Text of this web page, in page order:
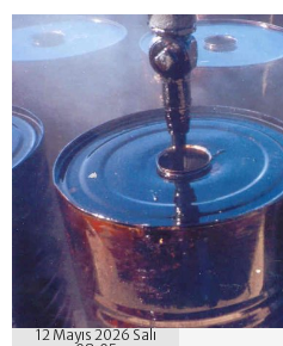
12 Mayıs 2026 Salı